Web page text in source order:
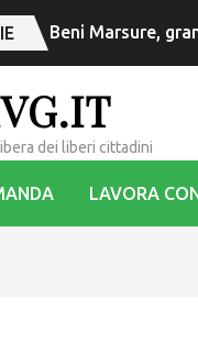
Beni Marsure,
dei liberi cittadini
LAVORA